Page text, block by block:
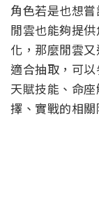
角色若是也想
閒雲也能夠提
化，那麼閒雲
適合抽取，可
天賦技能、命
擇、實戰的相關